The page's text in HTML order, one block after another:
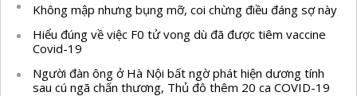
Không mập nhưng bụng mỡ, coi chừng điều đáng sợ này
Hiểu đúng về việc F0 tử vong dù đã được tiêm vaccine
Covid-19
Người đàn ông ở Hà Nội bất ngờ phát hiện dương tính
sau cú ngã chấn thương, Thủ đô thêm 20 ca COVID-19